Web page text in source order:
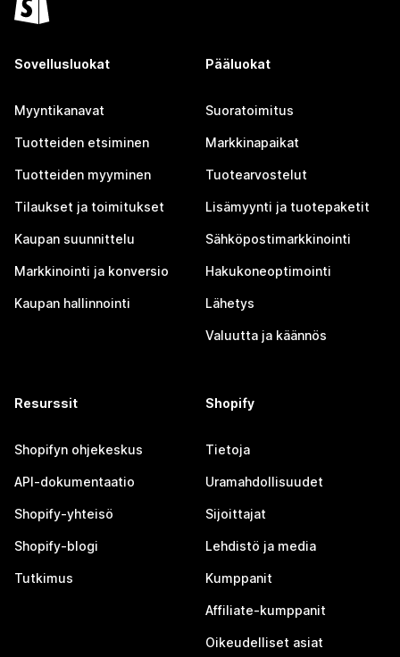
Sovellusluokat
Myyntikanavat
Tuotteiden etsiminen
Tuotteiden myyminen
Tilaukset ja toimitukset
Kaupan suunnittelu
Markkinointi ja konversio
Kaupan hallinnointi
Pääluokat
Suoratoimitus
Markkinapaikat
Tuotearvostelut
Lisämyynti ja tuotepaketit
Sähköpostimarkkinointi
Hakukoneoptimointi
Lähetys
Valuutta ja käännös
Resurssit
Shopifyn ohjekeskus
API-dokumentaatio
Shopify-yhteisö
Shopify-blogi
Tutkimus
Shopify
Tietoja
Uramahdollisuudet
Sijoittajat
Lehdistö ja media
Kumppanit
Affiliate-kumppanit
Oikeudelliset asiat